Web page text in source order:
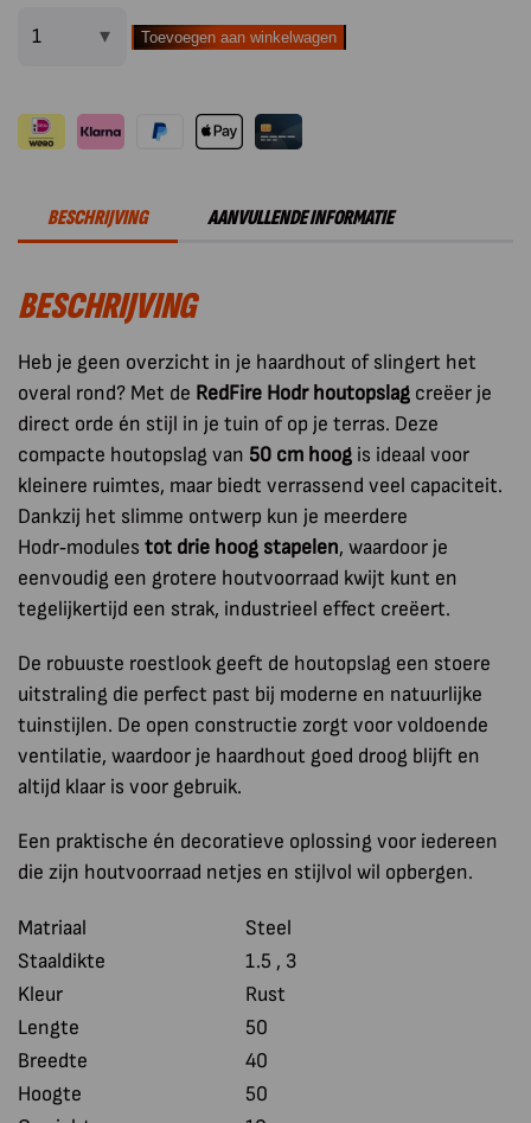
RedFire
Handmade
Houtopslag
cm
aantal
Toevoegen aan winkelwagen
BESCHRIJVING AANVULLENDE INFORMATIE
BESCHRIJVING
Heb je geen overzicht in je haardhout of slingert het
overal rond? Met de RedFire Hodr houtopslag creëer je
direct orde én stijl in je tuin of op je terras. Deze
compacte houtopslag van 50 cm hoog is ideaal voor
kleinere ruimtes, maar biedt verrassend veel capaciteit.
Dankzij het slimme ontwerp kun je meerdere
Hodr‑modules tot drie hoog stapelen, waardoor je
eenvoudig een grotere houtvoorraad kwijt kunt en
tegelijkertijd een strak, industrieel effect creëert.
De robuuste roestlook geeft de houtopslag een stoere
uitstraling die perfect past bij moderne en natuurlijke
tuinstijlen. De open constructie zorgt voor voldoende
ventilatie, waardoor je haardhout goed droog blijft en
altijd klaar is voor gebruik.
Een praktische én decoratieve oplossing voor iedereen
die zijn houtvoorraad netjes en stijlvol wil opbergen.
Matriaal
Steel
Staaldikte
1.5 , 3
Kleur
Rust
Lengte
50
Breedte
40
Hoogte
50